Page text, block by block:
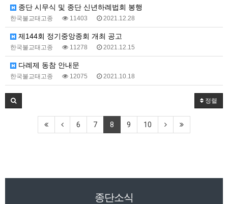
종단 시무식 및 종단 신년하례법회 봉행
한국불교태고종 11403 2021.12.28
제144회 정기중앙종회 개최 공고
한국불교태고종 11278 2021.12.15
다례제 동참 안내문
한국불교태고종 12075 2021.10.18
정렬
6 7 8 9 10
종단소식